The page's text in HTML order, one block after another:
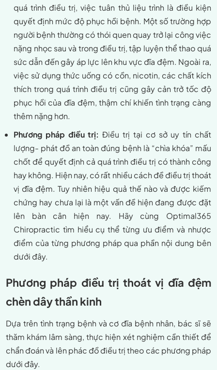
quá trình điều trị, việc tuân thủ liệu trình là điều kiện
quyết định mức độ phục hồi bệnh. Một số trường hợp
người bệnh thường có thói quen quay trở lại công việc
nặng nhọc sau và trong điều trị, tập luyện thể thao quá
sức dẫn đến gây áp lực lên khu vực đĩa đệm. Ngoài ra,
việc sử dụng thức uống có cồn, nicotin, các chất kích
thích trong quá trình điều trị cũng gây cản trở tốc độ
phục hồi của đĩa đệm, thậm chí khiến tình trạng càng
thêm nặng hơn.
Phương pháp điều trị:Điều trị tại cơ sở uy tín chất
lượng- phát đồ an toàn đúng bệnh là “chìa khóa” mấu
chốt để quyết định cả quá trình điều trị có thành công
hay không. Hiện nay, có rất nhiều cách đề điều trị thoát
vị đĩa đệm. Tuy nhiên hiệu quả thế nào và được kiếm
chứng hay chưa lại là một vấn đề hiện đang được đặt
lên bàn cân hiện nay. Hãy cùng Optimal365
Chiropractic tìm hiểu cụ thể từng ưu điểm và nhược
điểm của từng phương pháp qua phần nội dung bên
dưới đây.
Phương pháp điều trị thoát vị đĩa đệm
chèn dây thần kinh
Dựa trên tình trạng bệnh và cơ đĩa bệnh nhân, bác sĩ sẽ
thăm khám lâm sàng, thực hiện xét nghiệm cần thiết để
chẩn đoán và lên phác đồ điều trị theo các phương pháp
dưới đây.